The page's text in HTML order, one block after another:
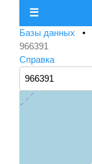
☰
Базы данных •
966391
Справка